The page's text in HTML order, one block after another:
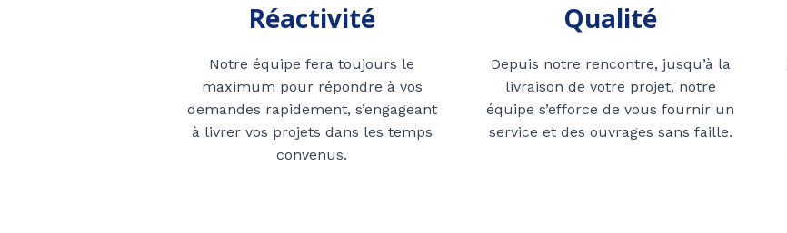
Réactivité
Notre équipe fera toujours le
maximum pour répondre à vos
demandes rapidement, s’engageant
à livrer vos projets dans les temps
convenus.
Qualité
Depuis notre rencontre, jusqu’à la
livraison de votre projet, notre
équipe s’efforce de vous fournir un
service et des ouvrages sans faille.